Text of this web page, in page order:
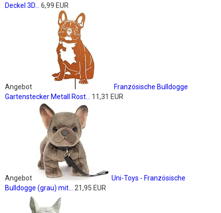
Deckel 3D...
6,99 EUR
Angebot
Französische Bulldogge
Gartenstecker Metall Rost...
11,31 EUR
Angebot
Uni-Toys - Französische
Bulldogge (grau) mit...
21,95 EUR